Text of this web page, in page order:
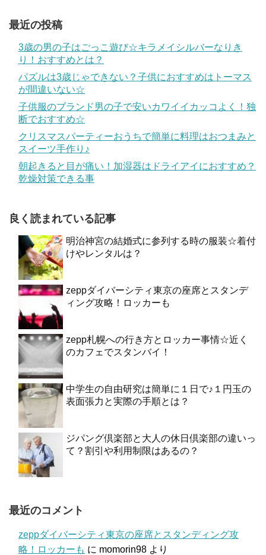
最近の投稿
3歳の男の子はごっこ遊び☆キラメイシルバーなりき
り！おすすめとは？
パズルは3歳じゃできない？子供におすすめはトーマス
が間違いない☆
子供服のブランド男の子で安いカワイイカッコよく！独
断でおすすめ☆
クリスマスパーティーおうちで簡単に料理はおつまみと
スイーツ手作り♪
朝起きると目が痛い！加湿器はドライアイにおすすめ？
乾燥対策できる事
良く読まれている記事
明治神宮の結婚式に参列する時の服装☆着付
けやレンタルは？
zeppダイバーシティ東京の座席とスタンデ
ィング攻略！ロッカーも
zepp札幌への行き方とロッカー事情☆近く
のカフェでスタンバイ！
中学生の自由研究は簡単に１日で♪１円玉の
表面張力と実際の手順とは？
ジパング倶楽部と大人の休日倶楽部の違いっ
て？割引や利用制限はあるの？
最近のコメント
zeppダイバーシティ東京の座席とスタンディング攻
略！ロッカーも に momorin98 より